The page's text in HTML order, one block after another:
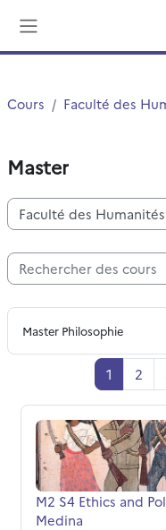
Cours Faculté des
Master
Catégories de cours
Rechercher des cours
Master Philosophie
1 Page 1
2
M2 S4 Ethics and
Nom du cours
M2 S4 Ethics and
Medina